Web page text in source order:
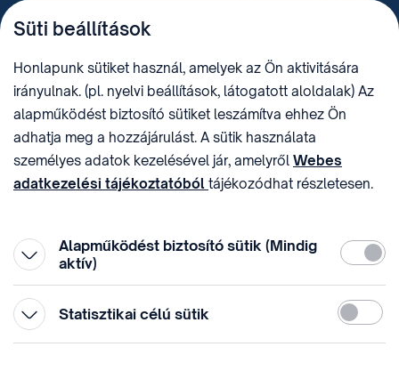
TELEFON
+36 (1) 312 4400
sztnh@hipo.gov.hu 15311746-2-42
CÍM
1081 Budapest II. János
Pál pápa tér 7.
HIVATAL RÖVID NEVE
SZTNHOPS, KRID:
174434905
KÖZÖSSÉGI MÉDIA
Süti beállítások
Honlapunk sütiket használ, amelyek az Ön aktivitására
irányulnak. (pl. nyelvi beállítások, látogatott aloldalak) Az
alapműködést biztosító sütiket leszámítva ehhez Ön
adhatja meg a hozzájárulást. A sütik használata
személyes adatok kezelésével jár, amelyről Webes
adatkezelési tájékoztatóból tájékozódhat részletesen.
Alapműködést biztosító sütik (Mindig
aktív)
Statisztikai célú sütik